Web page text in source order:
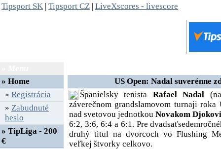
Tipsport SK | Tipsport CZ | LiveXscores - livescore
» Home
» Registrácia
» Zabudnuté
heslo
» TipLiga - 200
€
US Open: Nadal suverénne
Španielsky tenista Rafael Nadal
záverečnom grandslamovom turnaji roka
nad svetovou jednotkou Novakom
6:2, 3:6, 6:4 a 6:1. Pre
druhý titul na dvorcoch vo Flushing
veľkej štvorky celkovo.